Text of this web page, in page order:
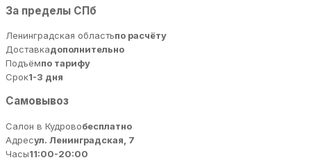
За пределы СПб
Ленинградская областьпо расчёту
Доставкадополнительно
Подъёмпо тарифу
Срок1-3 дня
Самовывоз
Салон в Кудровобесплатно
Адресул. Ленинградская, 7
Часы11:00-20:00